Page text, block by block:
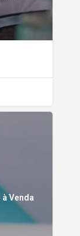
Venda